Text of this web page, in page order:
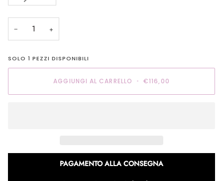
NON
DISPONIBILE
− +
SOLO1 PEZZI DISPONIBILI
AGGIUNGI AL CARRELLO • €116,00
PAGAMENTO ALLA CONSEGNA